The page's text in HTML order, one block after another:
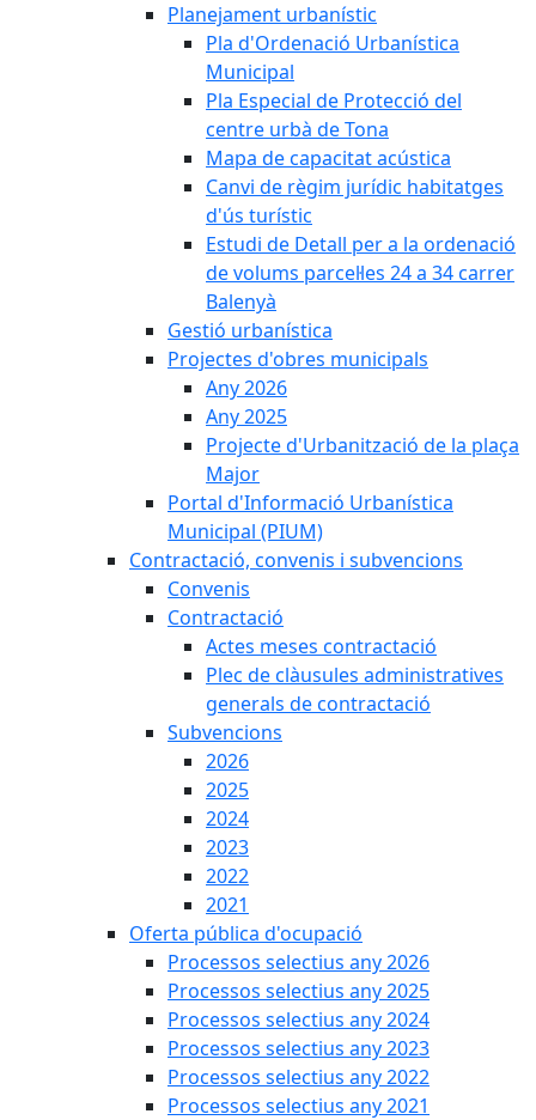
Planejament urbanístic
Pla d'Ordenació Urbanística
Municipal
Pla Especial de Protecció del
centre urbà de Tona
Mapa de capacitat acústica
Canvi de règim jurídic habitatges
d'ús turístic
Estudi de Detall per a la ordenació
de volums parcel·les 24 a 34 carrer
Balenyà
Gestió urbanística
Projectes d'obres municipals
Any 2026
Any 2025
Projecte d'Urbanització de la plaça
Major
Portal d'Informació Urbanística
Municipal (PIUM)
Contractació, convenis i subvencions
Convenis
Contractació
Actes meses contractació
Plec de clàusules administratives
generals de contractació
Subvencions
2026
2025
2024
2023
2022
2021
Oferta pública d'ocupació
Processos selectius any 2026
Processos selectius any 2025
Processos selectius any 2024
Processos selectius any 2023
Processos selectius any 2022
Processos selectius any 2021